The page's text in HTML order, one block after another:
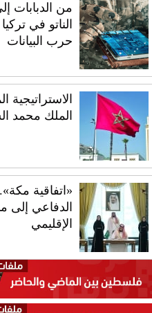
من الدبابات
الناتو في
حرب البيانات
الاستراتيجية
الملك محمد
«اتفاقية
الدفاعي إلى
الإقليمي